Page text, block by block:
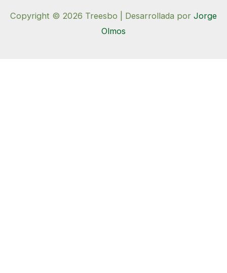
Copyright © 2026 Treesbo | Desarrollada por Jorge
Olmos